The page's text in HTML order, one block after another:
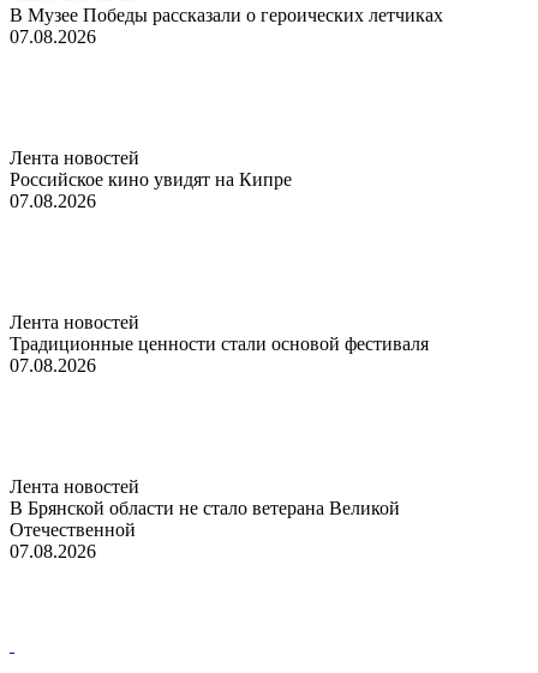
В Музее Победы рассказали о героических летчиках
07.08.2026
Лента новостей
Российское кино увидят на Кипре
07.08.2026
Лента новостей
Традиционные ценности стали основой фестиваля
07.08.2026
Лента новостей
В Брянской области не стало ветерана Великой
Отечественной
07.08.2026